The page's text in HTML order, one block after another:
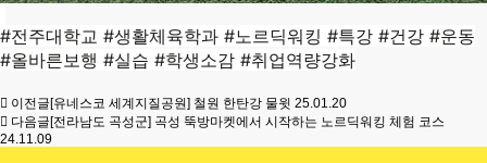
#전주대학교 #생활체육학과 #노르딕워킹 #특강 #건강 #운동
#올바른보행 #실습 #학생소감 #취업역량강화
이전글[유네스코 세계지질공원] 철원 한탄강 물윗 25.01.20
다음글[전라남도 곡성군] 곡성 뚝방마켓에서 시작하는 노르딕워킹 체험 코스
24.11.09